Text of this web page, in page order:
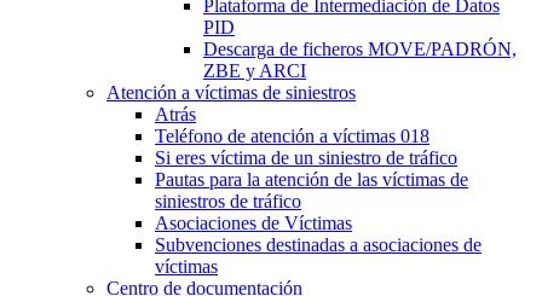
Plataforma de Intermediación de Datos
PID
Descarga de ficheros MOVE/PADRÓN,
ZBE y ARCI
Atención a víctimas de siniestros
Atrás
Teléfono de atención a víctimas 018
Si eres víctima de un siniestro de tráfico
Pautas para la atención de las víctimas de
siniestros de tráfico
Asociaciones de Víctimas
Subvenciones destinadas a asociaciones de
víctimas
Centro de documentación